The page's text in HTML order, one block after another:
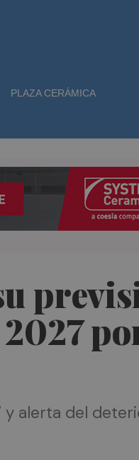
PLAZA CERÁMICA
y alerta del